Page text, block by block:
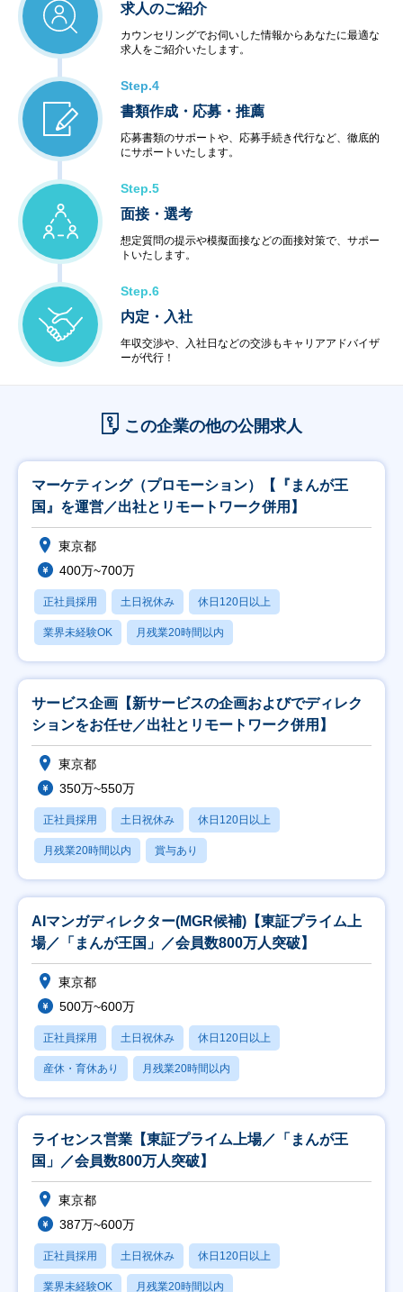
求人のご紹介
カウンセリングでお伺いした情報からあなたに最適な
求人をご紹介いたします。
Step.4
書類作成・応募・推薦
応募書類のサポートや、応募手続き代行など、徹底的
にサポートいたします。
Step.5
面接・選考
想定質問の提示や模擬面接などの面接対策で、サポー
トいたします。
Step.6
内定・入社
年収交渉や、入社日などの交渉もキャリアアドバイザ
ーが代行！
この企業の他の公開求人
マーケティング（プロモーション）【『まんが王
国』を運営／出社とリモートワーク併用】
東京都
400万~700万
正社員採用 土日祝休み 休日120日以上
業界未経験OK 月残業20時間以内
サービス企画【新サービスの企画およびでディレク
ションをお任せ／出社とリモートワーク併用】
東京都
350万~550万
正社員採用 土日祝休み 休日120日以上
月残業20時間以内 賞与あり
AIマンガディレクター(MGR候補)【東証プライム上
場／「まんが王国」／会員数800万人突破】
東京都
500万~600万
正社員採用 土日祝休み 休日120日以上
産休・育休あり 月残業20時間以内
ライセンス営業【東証プライム上場／「まんが王
国」／会員数800万人突破】
東京都
387万~600万
正社員採用 土日祝休み 休日120日以上
業界未経験OK 月残業20時間以内